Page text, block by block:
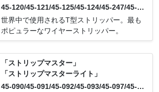
リフレックススーパー/
キネティックリフレックス/ 1000V絶縁
45-120/45-121/45-125/45-124/45-247/45-1
20-341/45-125-341/45-415/45-416/45-417/
45-418/45-615/45-618/45-915/45-918/45-9
120
世界中で使用されるT型ストリッパー。最も
ポピュラーなワイヤーストリッパー。
「ストリップマスター」
「ストリップマスターライト」
45-090/45-091/45-092/45-093/45-097/45-0